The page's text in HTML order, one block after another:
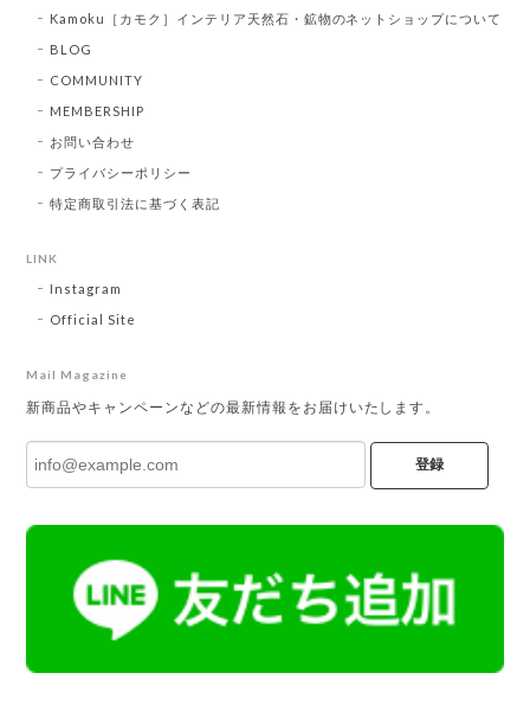
Kamoku［カモク］インテリア天然石・鉱物のネットショップについて
BLOG
COMMUNITY
MEMBERSHIP
お問い合わせ
プライバシーポリシー
特定商取引法に基づく表記
LINK
Instagram
Official Site
Mail Magazine
新商品やキャンペーンなどの最新情報をお届けいたします。
登録